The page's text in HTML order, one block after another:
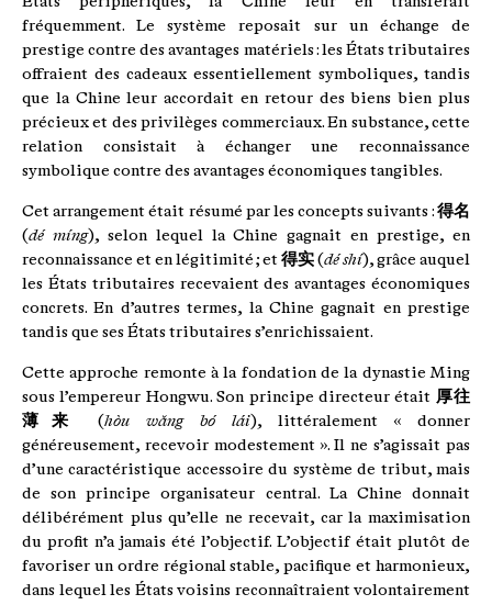
fréquemment. Le système reposait sur un échange de
prestige contre des avantages matériels : les États tributaires
offraient des cadeaux essentiellement symboliques, tandis
que la Chine leur accordait en retour des biens bien plus
précieux et des privilèges commerciaux. En substance, cette
relation consistait à échanger une reconnaissance
symbolique contre des avantages économiques tangibles.
Cet arrangement était résumé par les concepts suivants : 得名
(dé míng), selon lequel la Chine gagnait en prestige, en
reconnaissance et en légitimité ; et 得实 (dé shí), grâce auquel
les États tributaires recevaient des avantages économiques
concrets. En d’autres termes, la Chine gagnait en prestige
tandis que ses États tributaires s’enrichissaient.
Cette approche remonte à la fondation de la dynastie Ming
sous l’empereur Hongwu. Son principe directeur était 厚往
薄来
(hòu wǎng bó lái), littéralement « donner
généreusement, recevoir modestement ». Il ne s’agissait pas
d’une caractéristique accessoire du système de tribut, mais
de son principe organisateur central. La Chine donnait
délibérément plus qu’elle ne recevait, car la maximisation
du profit n’a jamais été l’objectif. L’objectif était plutôt de
favoriser un ordre régional stable, pacifique et harmonieux,
dans lequel les États voisins reconnaîtraient volontairement